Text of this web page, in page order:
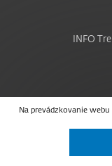
Na prevádzkovanie
INFO